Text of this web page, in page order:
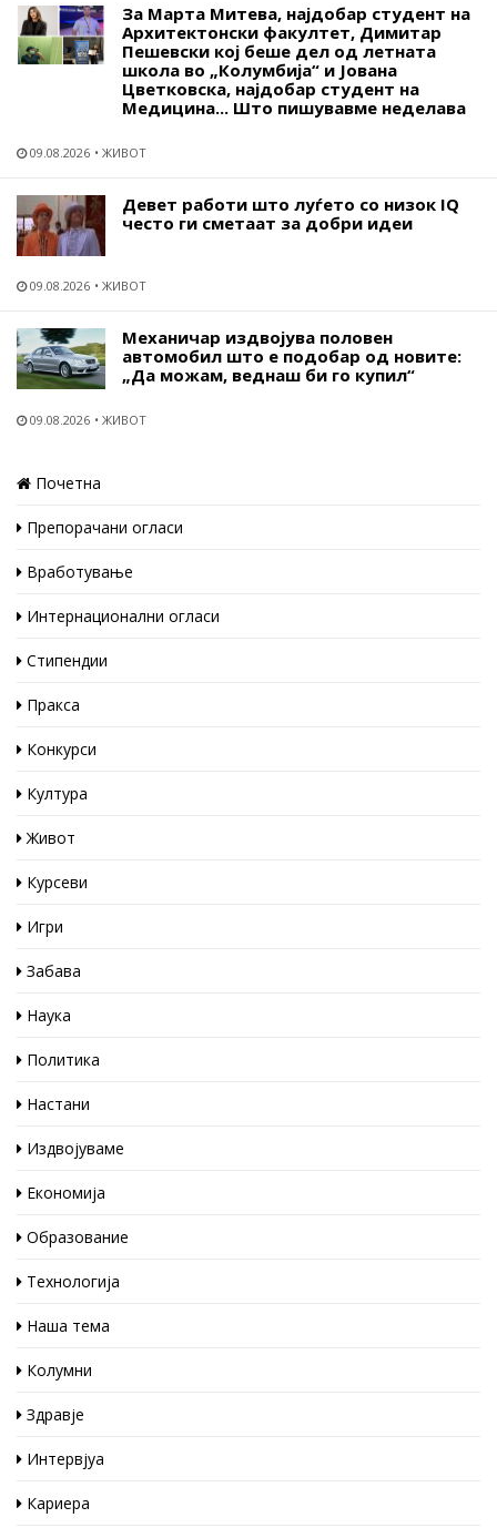
За Марта Митева, најдобар студент на
Архитектонски факултет, Димитар
Пешевски кој беше дел од летната
школа во „Колумбија“ и Јована
Цветковска, најдобар студент на
Медицина... Што пишувавме неделава
09.08.2026 ЖИВОТ
Девет работи што луѓето со низок IQ
често ги сметаат за добри идеи
09.08.2026 ЖИВОТ
Механичар издвојува половен
автомобил што е подобар од новите:
„Да можам, веднаш би го купил“
09.08.2026 ЖИВОТ
Почетна
Препорачани огласи
Вработување
Интернационални огласи
Стипендии
Пракса
Конкурси
Култура
Живот
Курсеви
Игри
Забава
Наука
Политика
Настани
Издвојуваме
Економија
Образование
Технологија
Наша тема
Колумни
Здравје
Интервјуа
Кариера